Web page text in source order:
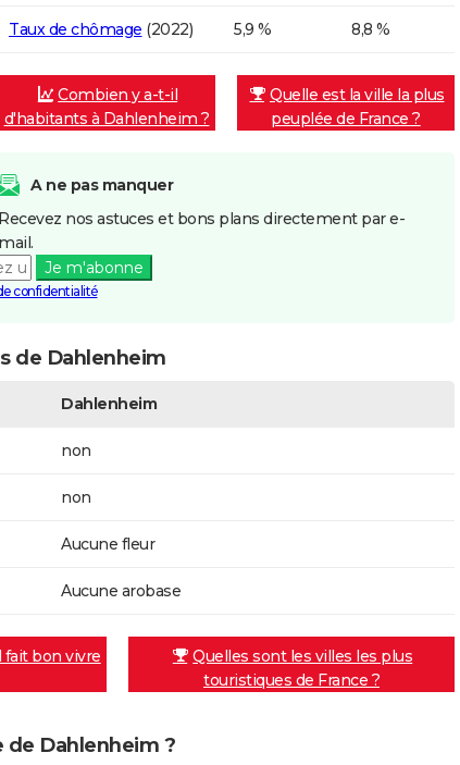
Taux de chômage (2022) 5,9 % 8,8 %
Combien y a-t-il
d'habitants à Dahlenheim ?
Quelle est la ville la plus
peuplée de France ?
A ne pas manquer
Recevez nos astuces et bons plans directement par e-
mail.
Je m'abonne
confidentialité
de Dahlenheim
Dahlenheim
non
non
Aucune fleur
Aucune arobase
fait bon vivre
Quelles sont les villes les plus
touristiques de France ?
de Dahlenheim ?